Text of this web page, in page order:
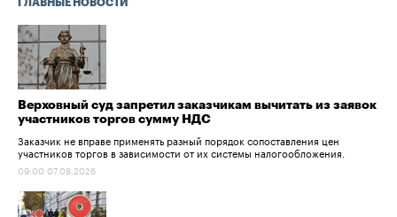
ГЛАВНЫЕ НОВОСТИ
Верховный суд запретил заказчикам вычитать из заявок
участников торгов сумму НДС
Заказчик не вправе применять разный порядок сопоставления цен
участников торгов в зависимости от их системы налогообложения.
09:00 07.08.2026